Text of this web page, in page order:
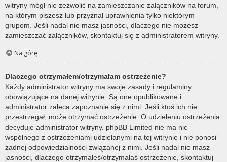
witryny mógł nie zezwolić na zamieszczanie załączników na forum,
na którym piszesz lub przyznał uprawnienia tylko niektórym
grupom. Jeśli nadal nie masz jasności, dlaczego nie możesz
zamieszczać załączników, skontaktuj się z administratorem witryny.
Na górę
Dlaczego otrzymałem/otrzymałam ostrzeżenie?
Każdy administrator witryny ma swoje zasady i regulaminy
obowiązujące na danej witrynie. Są one opublikowane i
administrator zaleca zapoznanie się z nimi. Jeśli ktoś ich nie
przestrzegał, może otrzymać ostrzeżenie. O udzieleniu ostrzeżenia
decyduje administrator witryny. phpBB Limited nie ma nic
wspólnego z ostrzeżeniami udzielanymi na tej witrynie i nie ponosi
żadnej odpowiedzialności związanej z nimi. Jeśli nadal nie masz
jasności, dlaczego otrzymałeś/otrzymałaś ostrzeżenie, skontaktuj